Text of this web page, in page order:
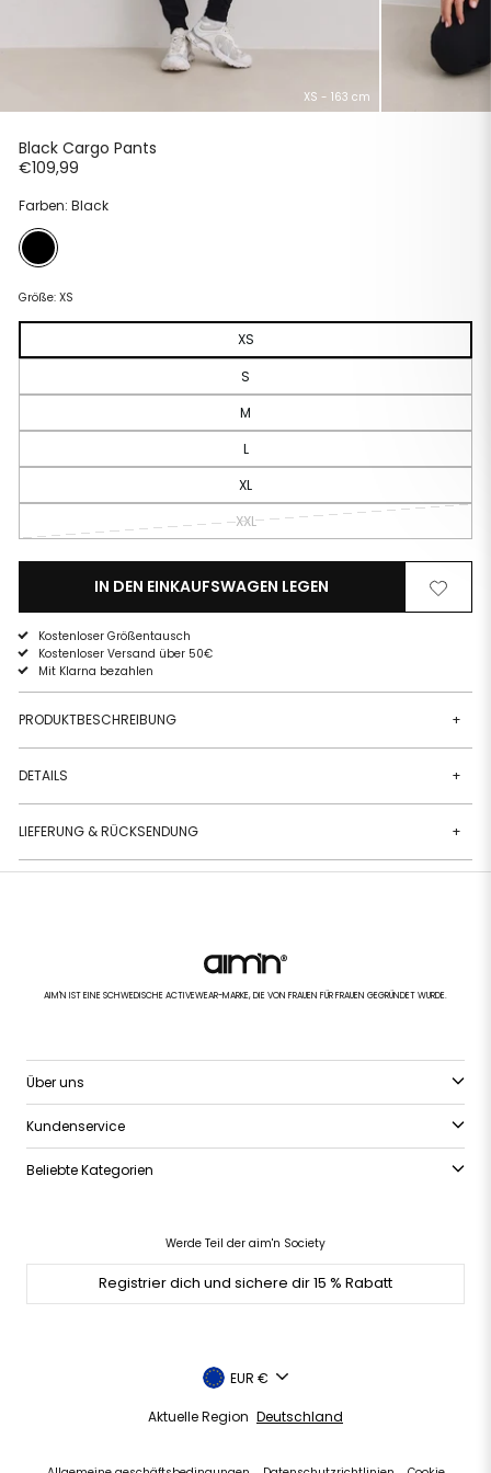
XS - 163 cm
Black Cargo Pants
€109,99 Normaler
Farben: Black
Größe: XS
XS
S
M
L
XL
XXL
IN DEN EINKAUFSWAGEN LEGEN
Zur
Von
der
Kostenloser Größentausch
Kostenloser Versand über 50€
Mit Klarna bezahlen
PRODUKTBESCHREIBUNG +
DETAILS +
LIEFERUNG & RÜCKSENDUNG +
AIM'N IST EINE SCHWEDISCHE ACTIVEWEAR-MARKE, DIE VON FRAUEN FÜR FRAUEN GEGRÜNDET WURDE.
Über uns
Kundenservice
Beliebte Kategorien
Werde Teil der aim'n Society
Registrier dich und sichere dir 15 % Rabatt
Währung
EUR €
Aktuelle Region Deutschland